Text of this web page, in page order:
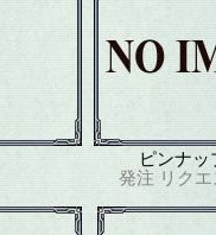
ピンナッ
発注 リク